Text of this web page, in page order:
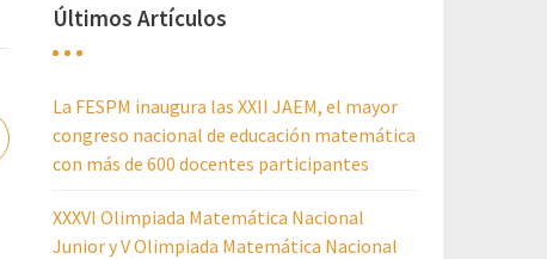
Últimos Artículos
La FESPM inaugura las XXII JAEM, el mayor
congreso nacional de educación matemática
con más de 600 docentes participantes
XXXVI Olimpiada Matemática Nacional
Junior y V Olimpiada Matemática Nacional